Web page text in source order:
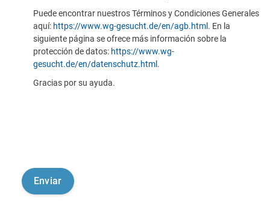
Puede encontrar nuestros Términos y Condiciones Generales
aquí: https://www.wg-gesucht.de/en/agb.html . En la
siguiente página se ofrece más información sobre la
protección de datos: https://www.wg-
gesucht.de/en/datenschutz.html .
Gracias por su ayuda.